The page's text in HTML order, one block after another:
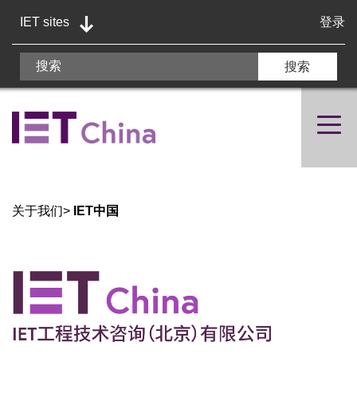
IET sites 登录
关于我们> IET中国